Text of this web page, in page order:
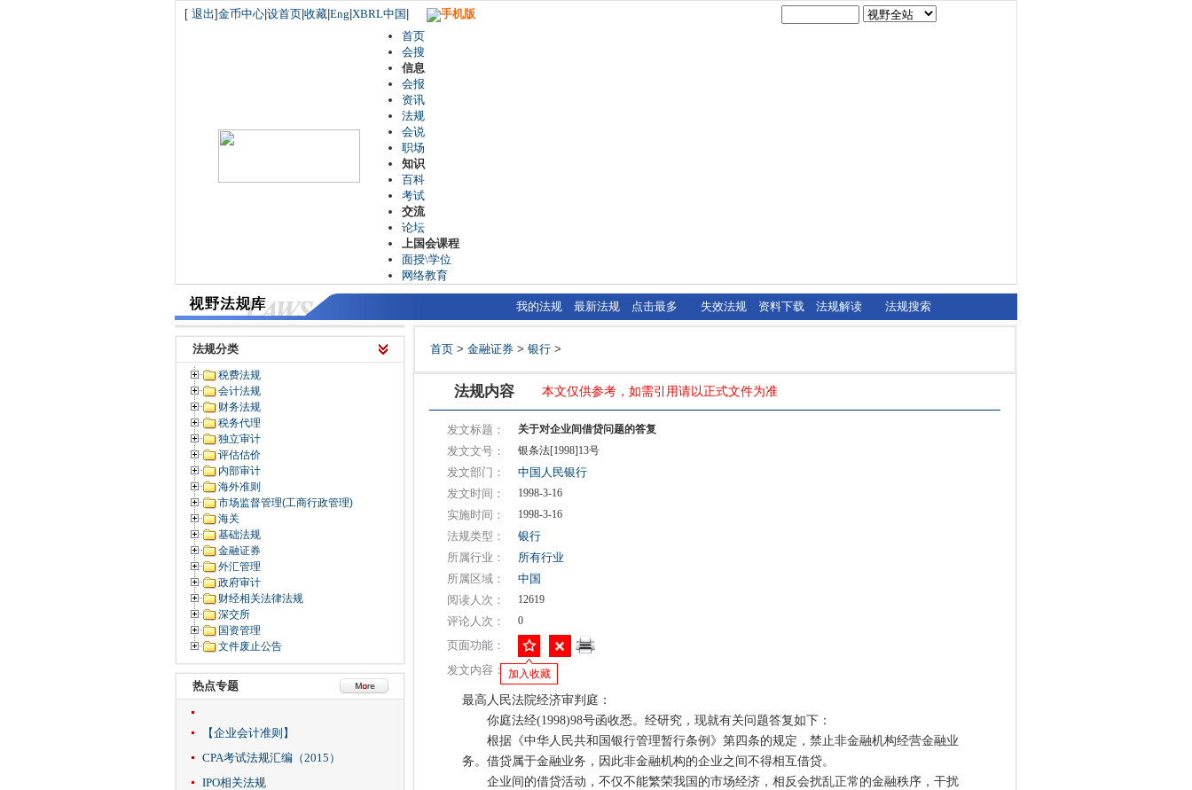
[ 退出]金币中心 设首页 收藏 Eng XBRL中国
手机版
首页
会搜
信息
会报
资讯
法规
会说
职场
知识
百科
考试
交流
论坛
上国会课程
面授\学位
网络教育
我的法规 最新法规 点击最多 失效法规 资料下载 法规解读 法规搜索
法规分类
税费法规
会计法规
财务法规
税务代理
独立审计
评估估价
内部审计
海外准则
市场监督管理(工商行政管理)
海关
基础法规
金融证券
外汇管理
政府审计
财经相关法律法规
深交所
国资管理
文件废止公告
热点专题
【企业会计准则】
CPA考试法规汇编（2015）
IPO相关法规
首页 > 金融证券 > 银行 >
法规内容 本文仅供参考，如需引用请以正式文件为准
发文标题： 关于对企业间借贷问题的答复
发文文号： 银条法[1998]13号
发文部门：
中国人民银行
发文时间：
1998-3-16
实施时间： 1998-3-16
法规类型：
银行
所属行业：
所有行业
所属区域：
中国
阅读人次：
12619
评论人次： 0
页面功能：
加入收藏
发文内容：
最高人民法院经济审判庭：
你庭法经(1998)98号函收悉。经研究，现就有关问题答复如下：
根据《中华人民共和国银行管理暂行条例》第四条的规定，禁止非金融机构经营金融业
务。借贷属于金融业务，因此非金融机构的企业之间不得相互借贷。
企业间的借贷活动，不仅不能繁荣我国的市场经济，相反会扰乱正常的金融秩序，干扰